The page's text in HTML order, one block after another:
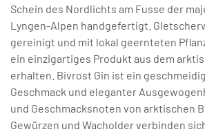
Schein des Nordlichts am Fusse der
Lyngen-Alpen handgefertigt.
gereinigt und mit lokal geernteten
ein einzigartiges Produkt aus dem
erhalten. Bivrost Gin ist ein
Geschmack und eleganter
und Geschmacksnoten von arktischen
Gewürzen und Wacholder verbinden